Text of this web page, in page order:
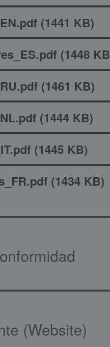
(1441 KB)
(1448 KB
(1461 KB)
(1444 KB)
(1445 KB)
(1434 KB)
(Website)